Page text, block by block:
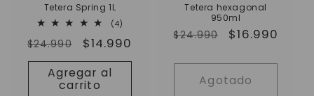
Tetera Spring 1L
(4)
totales
Precio
habitual
$24.990
Precio
de
oferta
$14.990
Agregar al
carrito
Tetera hexagonal
950ml
Precio
$24.990
Precio
oferta
$16.990
Agotado